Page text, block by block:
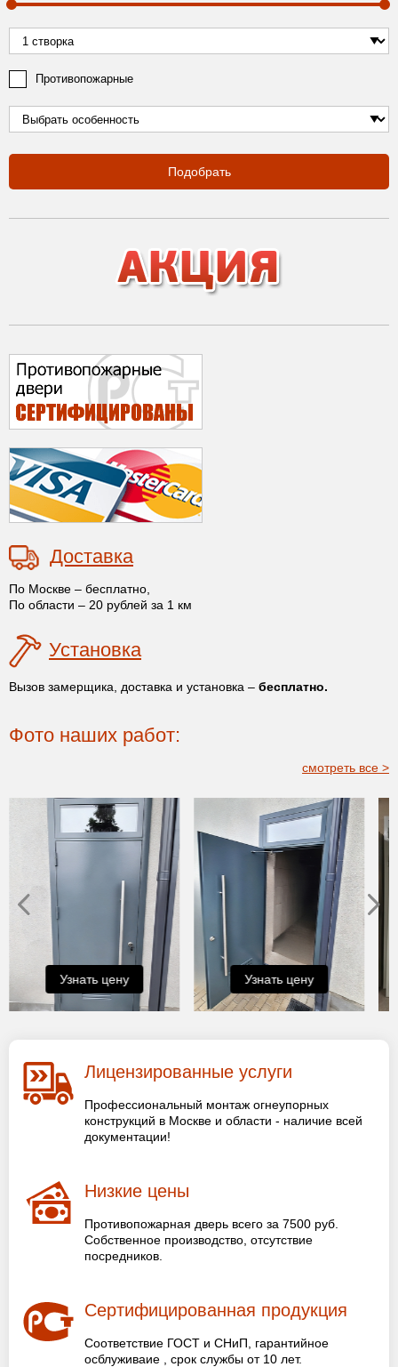
Противопожарные
Подобрать
Доставка
По Москве – бесплатно,
По области – 20 рублей за 1 км
Установка
Вызов замерщика, доставка и установка – бесплатно.
Фото наших работ:
смотреть все >
Узнать цену Узнать цену
Лицензированные услуги
Профессиональный монтаж огнеупорных
конструкций в Москве и области - наличие всей
документации!
Низкие цены
Противопожарная дверь всего за 7500 руб.
Собственное производство, отсутствие
посредников.
Сертифицированная продукция
Соответствие ГОСТ и СНиП, гарантийное
осблуживаие , срок службы от 10 лет.